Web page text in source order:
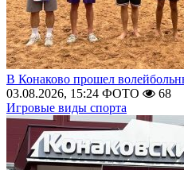
В Конаково прошел
03.08.2026, 15:24 ФОТО
68
Игровые виды спорта